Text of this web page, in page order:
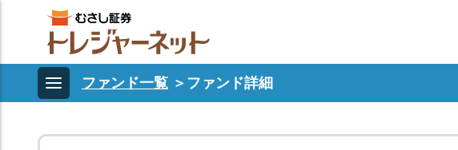
ファンド一覧 ＞ ファンド詳細